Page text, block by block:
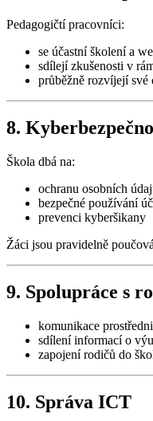
Pedagogičtí pracovníci:
se účastní školení a
sdílejí zkušenosti v
průběžně rozvíjejí své
8.
Škola dbá na:
ochranu osobních
bezpečné používání
prevenci kyberšikany
Žáci jsou pravidelně
9. Spolupráce s
komunikace
sdílení informací o
zapojení rodičů do
10. Správa ICT